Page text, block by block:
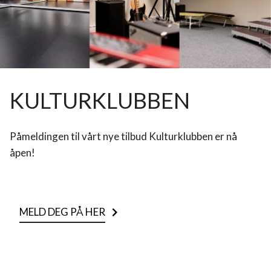
KULTURKLUBBEN
Påmeldingen til vårt nye tilbud Kulturklubben er nå
åpen!
MELD DEG PÅ HER